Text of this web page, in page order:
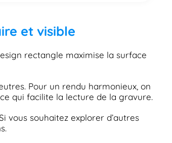
et visible
rectangle maximise la surface
Pour un rendu harmonieux, on
qui facilite la lecture de la gravure.
vous souhaitez explorer d’autres